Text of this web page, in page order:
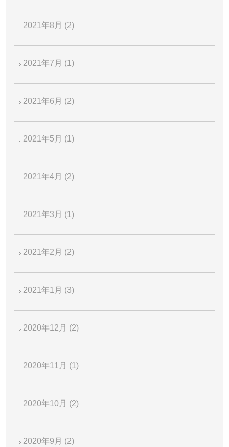
2021年8月 (2)
2021年7月 (1)
2021年6月 (2)
2021年5月 (1)
2021年4月 (2)
2021年3月 (1)
2021年2月 (2)
2021年1月 (3)
2020年12月 (2)
2020年11月 (1)
2020年10月 (2)
2020年9月 (2)